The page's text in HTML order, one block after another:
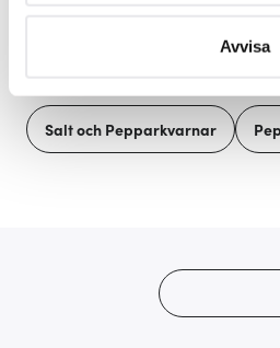
Du kan ändra eller dra tillbaka
Vi använder cookies för att
ska anpassas efter det som vi
Avvisa
Salt och Pepparkvarnar